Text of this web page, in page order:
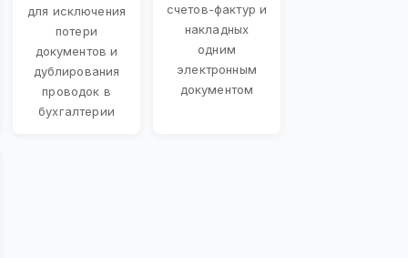
для исключения
потери
документов и
дублирования
проводок в
бухгалтерии
счетов-фактур и
накладных
одним
электронным
документом